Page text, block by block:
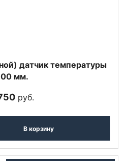
датчик температуры
мм.
руб.
В корзину